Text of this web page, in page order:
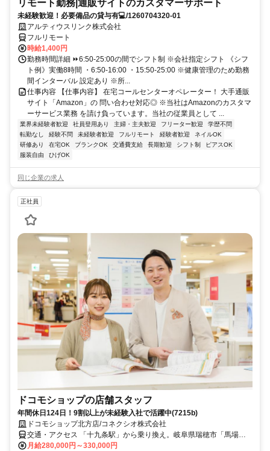
リモート勤務|通販サイトのカスタマーサポート
未経験歓迎！必要備品の貸与有💻/1260704320-01
アルティウスリンク株式会社
フルリモート
時給1,400円
勤務時間詳細 ⏩6:50-25:00の間でシフト制 ※会社指定シフト 《シフ
ト例》実働8時間 ・6:50-16:00 ・15:50-25:00 ※健康管理のため勤務
間インターバル 設定あり ※所...
仕事内容 【仕事内容】 在宅コールセンターオペレーター！ 大手通販
サイト「Amazon」の 問い合わせ対応◎ ※当社はAmazonのカスタマ
ーサービス業務 を請け負っています。当社の従業員として ...
業界未経験者歓迎 社員登用あり 主婦・主夫歓迎 フリーター歓迎
学歴不問
転勤なし
経験不問 未経験者歓迎 フルリモート 経験者歓迎
ネイルOK
研修あり
在宅OK ブランクOK 交通費支給 長期歓迎 シフト制
ピアスOK
服装自由
ひげOK
同じ企業の求人
正社員
ドコモショップの店舗スタッフ
年間休日124日！9割以上が未経験入社で活躍中(7215b)
ドコモショップ北方店/コネクシオ株式会社
交通・アクセス 「十九条駅」から乗り換え。岐阜県瑞穂市「馬場
西」下車、徒歩12分
月給280,000円～330,000円